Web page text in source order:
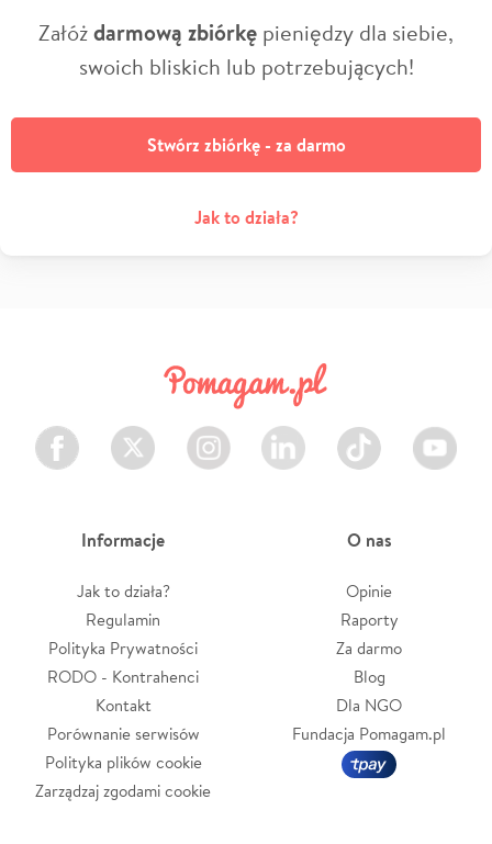
Załóżdarmową zbiórkę pieniędzy dla siebie,
swoich bliskich lub potrzebujących!
Stwórz zbiórkę - za darmo
Jak to działa?
Facebook Twitter Instagram LinkedIn TikTok Youtube
Informacje
Jak to działa?
Regulamin
Polityka Prywatności
RODO - Kontrahenci
Kontakt
Porównanie serwisów
Polityka plików cookie
Zarządzaj zgodami cookie
O nas
Opinie
Raporty
Za darmo
Blog
Dla NGO
Fundacja Pomagam.pl